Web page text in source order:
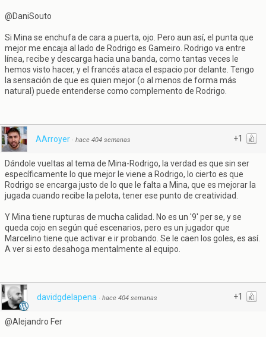
@DaniSouto
Si Mina se enchufa de cara a puerta, ojo. Pero aun así, el punta que
mejor me encaja al lado de Rodrigo es Gameiro. Rodrigo va entre
línea, recibe y descarga hacia una banda, como tantas veces le
hemos visto hacer, y el francés ataca el espacio por delante. Tengo
la sensación de que es quien mejor (o al menos de forma más
natural) puede entenderse como complemento de Rodrigo.
+1
AArroyer · hace 404 semanas
Dándole vueltas al tema de Mina-Rodrigo, la verdad es que sin ser
específicamente lo que mejor le viene a Rodrigo, lo cierto es que
Rodrigo se encarga justo de lo que le falta a Mina, que es mejorar la
jugada cuando recibe la pelota, tener ese punto de creatividad.
Y Mina tiene rupturas de mucha calidad. No es un '9' per se, y se
queda cojo en según qué escenarios, pero es un jugador que
Marcelino tiene que activar e ir probando. Se le caen los goles, es así.
A ver si esto desahoga mentalmente al equipo.
+1
davidgdelapena · hace 404 semanas
@Alejandro Fer